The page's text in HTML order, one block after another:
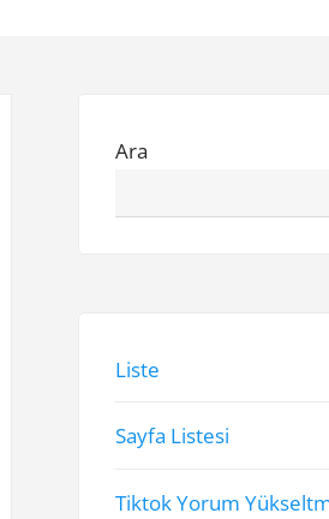
Ara
Liste
Sayfa Listesi
Tiktok Yorum